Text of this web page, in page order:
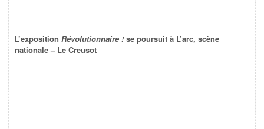
L’exposition Révolutionnaire !se poursuit à L’arc, scène
nationale – Le Creusot